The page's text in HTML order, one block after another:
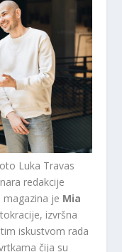
Luka Travas
redakcije
magazina je Mia
izvršna
iskustvom rada
čija su